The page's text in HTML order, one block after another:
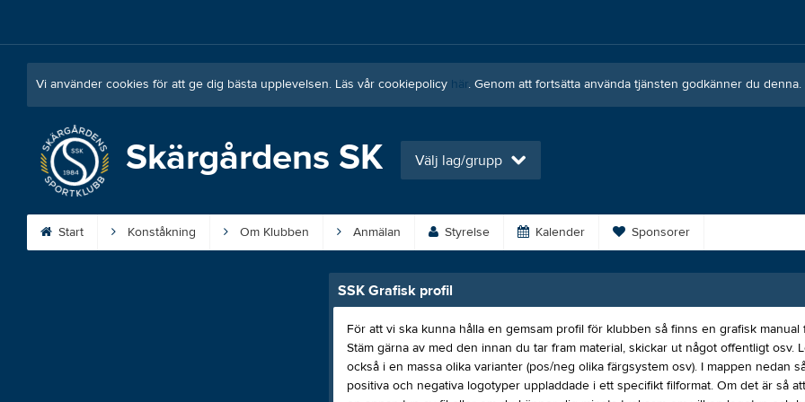
Vi använder cookies för att ge dig bästa upplevelsen. Läs vår cookiepolicy här. Genom att fortsätta använda tjänsten godkänner du denna.
Skärgårdens SK Välj lag/grupp
Start Konståkning Om Klubben Anmälan Styrelse Kalender Sponsorer
SSK Grafisk profil
För att vi ska kunna hålla en gemsam profil för klubben så finns en grafisk manual
Stäm gärna av med den innan du tar fram material, skickar ut något offentligt osv.
också i en massa olika varianter (pos/neg olika färgsystem osv). I mappen nedan
positiva och negativa logotyper uppladdade i ett specifikt filformat. Om det är så